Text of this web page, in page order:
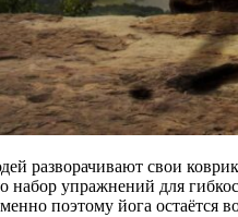
разворачивают свои
упражнений для
поэтому йога остаётся